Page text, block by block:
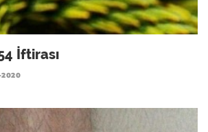
İftirası
2020